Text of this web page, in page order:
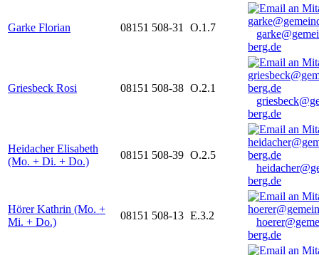
Garke Florian 08151 508-31 O.1.7
berg.de
Griesbeck Rosi 08151 508-38 O.2.1
berg.de
Heidacher Elisabeth
(Mo. + Di. + Do.)
08151 508-39 O.2.5
berg.de
Hörer Kathrin (Mo. +
Mi. + Do.)
08151 508-13 E.3.2
berg.de